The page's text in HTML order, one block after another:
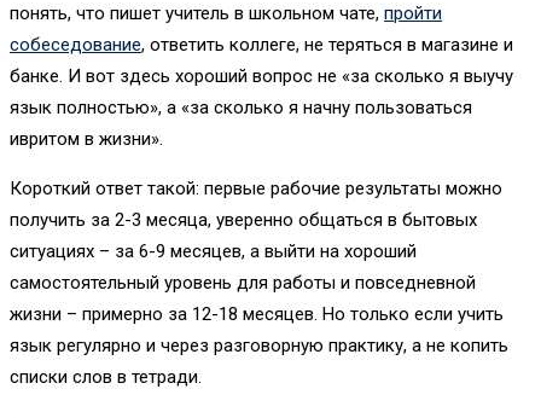
понять, что пишет учитель в школьном чате, пройти
собеседование, ответить коллеге, не теряться в магазине и
банке. И вот здесь хороший вопрос не «за сколько я выучу
язык полностью», а «за сколько я начну пользоваться
ивритом в жизни».
Короткий ответ такой: первые рабочие результаты можно
получить за 2-3 месяца, уверенно общаться в бытовых
ситуациях – за 6-9 месяцев, а выйти на хороший
самостоятельный уровень для работы и повседневной
жизни – примерно за 12-18 месяцев. Но только если учить
язык регулярно и через разговорную практику, а не копить
списки слов в тетради.